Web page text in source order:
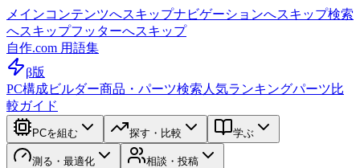
メインコンテンツへスキップナビゲーションへスキップ検索
へスキップフッターへスキップ
自作.com 用語集
β版
PC構成ビルダー商品・パーツ検索 人気ランキングパーツ比
較ガイド
PCを組む 探す・比較 学ぶ
測る・最適化 相談・投稿